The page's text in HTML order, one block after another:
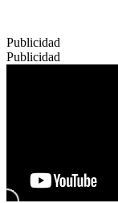
Publicidad
Publicidad